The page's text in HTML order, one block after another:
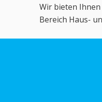
Wir bieten
Bereich Haus-